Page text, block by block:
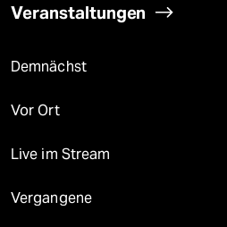
Veranstaltungen
Demnächst
Vor Ort
Live im Stream
Vergangene